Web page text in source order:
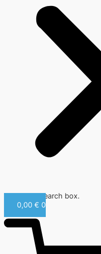
Close this search box.
0,00 € 0